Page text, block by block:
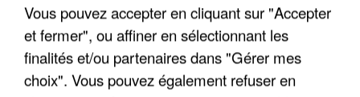
Vous pouvez accepter en cliquant sur "Accepter
et fermer", ou affiner en sélectionnant les
finalités et/ou partenaires dans "Gérer mes
choix". Vous pouvez également refuser en